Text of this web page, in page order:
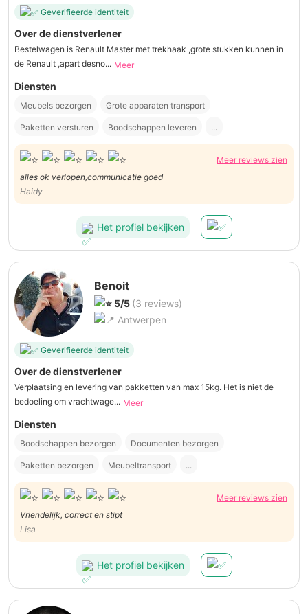
Geverifieerde identiteit
Over de dienstverlener
Bestelwagen is Renault Master met trekhaak ,grote stukken kunnen in
de Renault ,apart desno... Meer
Diensten
Meubels bezorgen Grote apparaten transport
Paketten versturen Boodschappen leveren ...
Meer reviews zien
alles ok verlopen,communicatie goed
Haidy
Het profiel bekijken
Benoit
5/5 (3 reviews)
Antwerpen
Geverifieerde identiteit
Over de dienstverlener
Verplaatsing en levering van pakketten van max 15kg. Het is niet de
bedoeling om vrachtwage... Meer
Diensten
Boodschappen bezorgen Documenten bezorgen
Paketten bezorgen Meubeltransport ...
Meer reviews zien
Vriendelijk, correct en stipt
Lisa
Het profiel bekijken